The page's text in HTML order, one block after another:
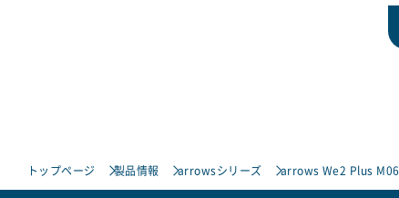
トップページ 製品情報 arrowsシリーズ arrows We2 Plus M06